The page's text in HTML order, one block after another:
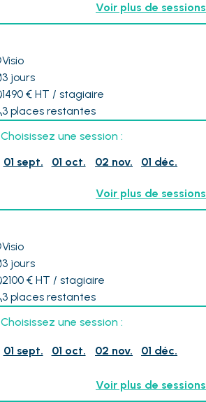
Voir plus de sessions
Visio
3 jours
1490€ HT / stagiaire
3 places restantes
Choisissez une session :
01 sept.
01 oct. 02 nov. 01 déc.
Voir plus de sessions
Visio
3 jours
2100€ HT / stagiaire
3 places restantes
Choisissez une session :
01 sept. 01 oct. 02 nov. 01 déc.
Voir plus de sessions